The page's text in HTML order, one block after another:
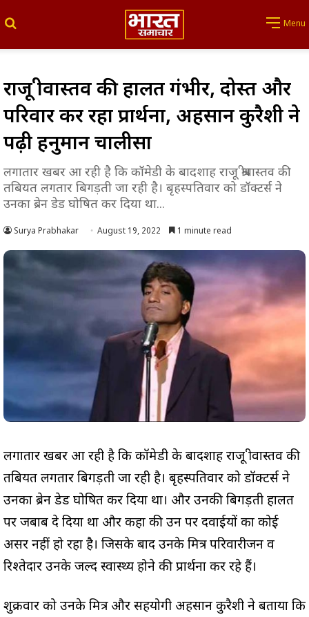
Menu
राजू श्रीवास्तव की हालत गंभीर, दोस्त और
परिवार कर रहा प्रार्थना, अहसान कुरैशी ने
पढ़ी हनुमान चालीसा
लगातार खबर आ रही है कि कॉमेडी के बादशाह राजू श्रीवास्तव की
तबियत लगतार बिगड़ती जा रही है। बृहस्पतिवार को डॉक्टर्स ने
उनका ब्रेन डेड घोषित कर दिया था...
Surya Prabhakar August 19, 2022 1 minute read
लगातार खबर आ रही है कि कॉमेडी के बादशाह राजू श्रीवास्तव की
तबियत लगतार बिगड़ती जा रही है। बृहस्पतिवार को डॉक्टर्स ने
उनका ब्रेन डेड घोषित कर दिया था। और उनकी बिगड़ती हालत
पर जबाब दे दिया था और कहा की उन पर दवाईयों का कोई
असर नहीं हो रहा है। जिसके बाद उनके मित्र परिवारीजन व
रिश्तेदार उनके जल्द स्वास्थ्य होने की प्रार्थना कर रहे हैं।
शुक्रवार को उनके मित्र और सहयोगी अहसान कुरैशी ने बताया कि